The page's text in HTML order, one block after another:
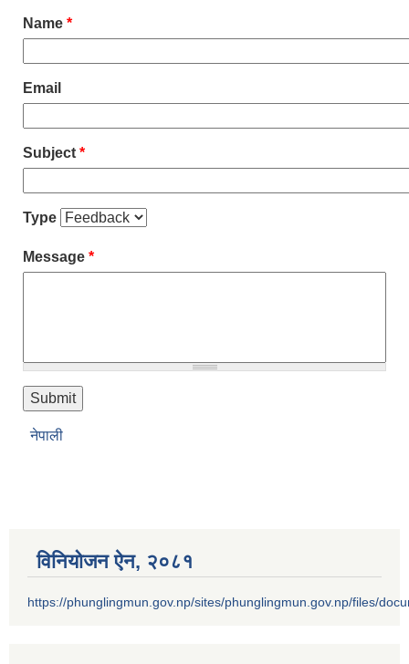
Name *
Email
Subject *
Type
Message *
नेपाली
विनियोजन ऐन‚ २०८१
https://phunglingmun.gov.np/sites/phunglingmun.gov.np/files/